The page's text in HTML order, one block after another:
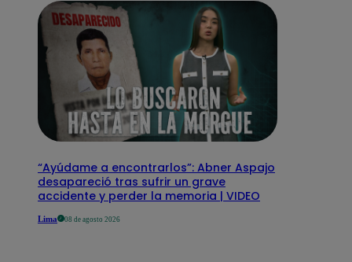
“Ayúdame a encontrarlos”: Abner Aspajo
desapareció tras sufrir un grave
accidente y perder la memoria | VIDEO
Lima 08 de agosto 2026